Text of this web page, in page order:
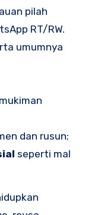
pilah
RT/RW.
umumnya
dan rusun;
seperti mal